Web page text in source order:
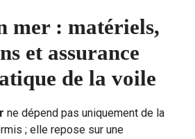
mer : matériels,
et assurance
de la voile
ne dépend pas uniquement de la
; elle repose sur une